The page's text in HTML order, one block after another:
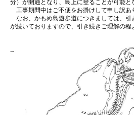
分）が開通となり、島上に登ることが可能と
工事期間中はご不便をお掛けして申し訳あ
なお、かもめ島遊歩道につきましては、引
が続いておりますので、引き続きご理解の程